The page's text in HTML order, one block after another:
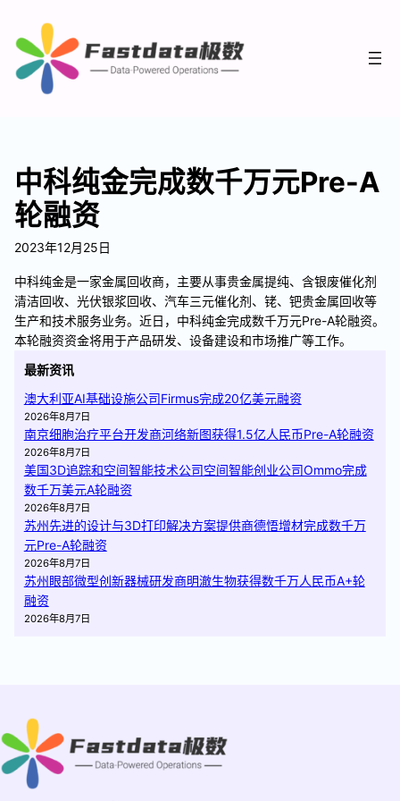
中科纯金完成数千万元Pre-A
轮融资
2023年12月25日
中科纯金是一家金属回收商，主要从事贵金属提纯、含银废催化剂
清洁回收、光伏银浆回收、汽车三元催化剂、铑、钯贵金属回收等
生产和技术服务业务。近日，中科纯金完成数千万元Pre-A轮融资。
本轮融资资金将用于产品研发、设备建设和市场推广等工作。
最新资讯
澳大利亚AI基础设施公司Firmus完成20亿美元融资
2026年8月7日
南京细胞治疗平台开发商河络新图获得1.5亿人民币Pre-A轮融资
2026年8月7日
美国3D追踪和空间智能技术公司空间智能创业公司Ommo完成
数千万美元A轮融资
2026年8月7日
苏州先进的设计与3D打印解决方案提供商德悟增材完成数千万
元Pre-A轮融资
2026年8月7日
苏州眼部微型创新器械研发商明澈生物获得数千万人民币A+轮
融资
2026年8月7日